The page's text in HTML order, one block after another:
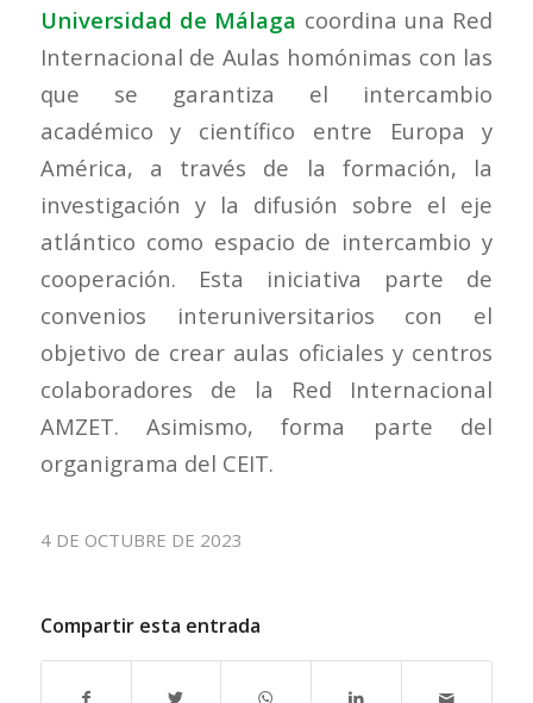
Universidad de Málaga coordina una Red
Internacional de Aulas homónimas con las
que se garantiza el intercambio
académico y científico entre Europa y
América, a través de la formación, la
investigación y la difusión sobre el eje
atlántico como espacio de intercambio y
cooperación. Esta iniciativa parte de
convenios interuniversitarios con el
objetivo de crear aulas oficiales y centros
colaboradores de la Red Internacional
AMZET. Asimismo, forma parte del
organigrama del CEIT.
4 DE OCTUBRE DE 2023
Compartir esta entrada